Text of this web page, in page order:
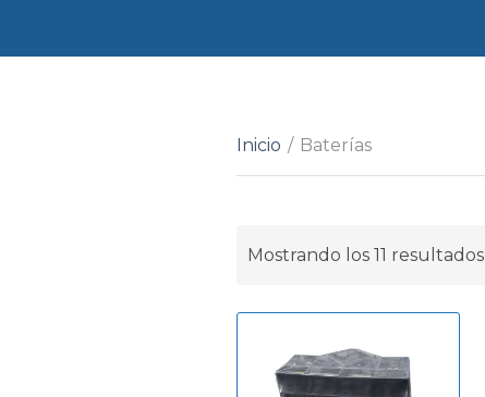
Inicio / Baterías
Mostrando los 11 resultados